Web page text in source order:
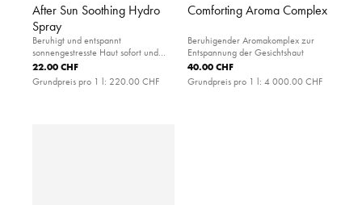
After Sun Soothing Hydro
Spray
Beruhigt und entspannt
sonnengestresste Haut sofort und
spendet wertvolle Feuchtigkeit
22.00 CHF
Grundpreis pro 1 l: 220.00 CHF
Comforting Aroma Complex
Beruhigender Aromakomplex zur
Entspannung der Gesichtshaut
40.00 CHF
Grundpreis pro 1 l: 4 000.00 CHF